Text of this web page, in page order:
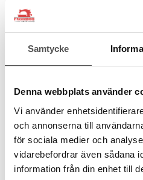
Samtycke
Denna webbplats använder
Vi använder
och annonserna till
för sociala medier och
vidarebefordrar även sådana
information från din enhet till
KÖP